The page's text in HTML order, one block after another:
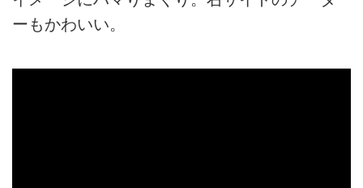
ーもかわいい。